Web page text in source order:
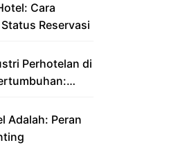
Cara
Reservasi
Perhotelan di
Adalah: Peran